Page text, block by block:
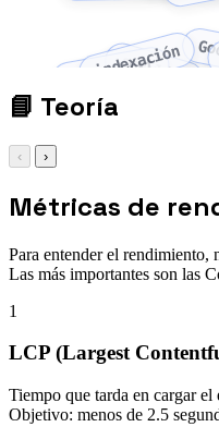
robots.txt
indexación
crawling
📘 Teoría
‹ ›
Métricas de
Para entender el rendimiento,
Las más importantes son las
1
LCP (Largest
Tiempo que tarda en cargar
Objetivo: menos de 2.5